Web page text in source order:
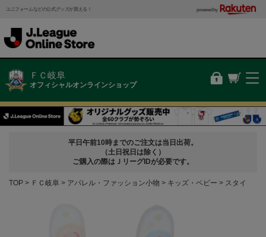
ユニフォームなどの公式グッズが買える！ powered by
ＦＣ岐阜
オフィシャルオンラインショップ
平日午前10時までのご注文は当日出荷。
（土日祝日は除く）
ご購入の際はＪリーグIDが必要です。
TOP ＦＣ岐阜 アパレル・ファッション小物 キッズ・ベビー スタイ